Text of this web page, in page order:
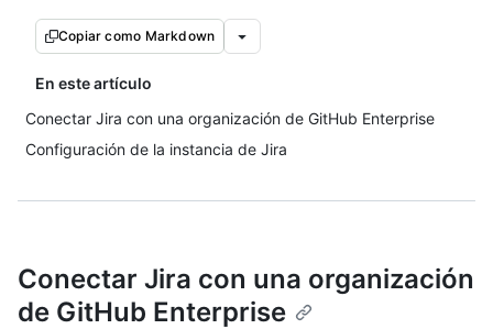
Copiar como Markdown
En este artículo
Conectar Jira con una organización de GitHub Enterprise
Configuración de la instancia de Jira
Conectar Jira con una organización
de GitHub Enterprise